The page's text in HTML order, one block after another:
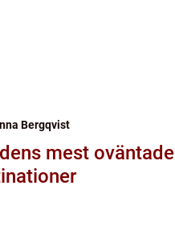
Bergqvist
mest oväntade